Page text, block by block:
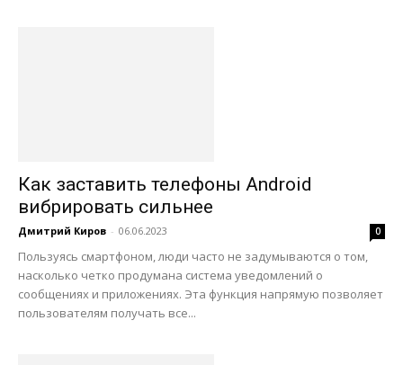
Как заставить телефоны Android
вибрировать сильнее
Дмитрий Киров - 06.06.2023 0
Пользуясь смартфоном, люди часто не задумываются о том,
насколько четко продумана система уведомлений о
сообщениях и приложениях. Эта функция напрямую позволяет
пользователям получать все...